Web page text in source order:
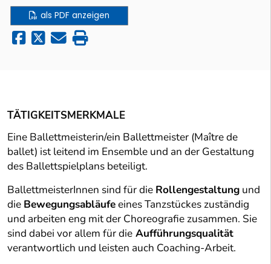
als PDF anzeigen
TÄTIGKEITSMERKMALE
Eine Ballettmeisterin/ein Ballettmeister (Maître de
ballet) ist leitend im Ensemble und an der Gestaltung
des Ballettspielplans beteiligt.
BallettmeisterInnen sind für die Rollengestaltung und
die Bewegungsabläufeeines Tanzstückes zuständig
und arbeiten eng mit der Choreografie zusammen. Sie
sind dabei vor allem für die Aufführungsqualität
verantwortlich und leisten auch Coaching-Arbeit.